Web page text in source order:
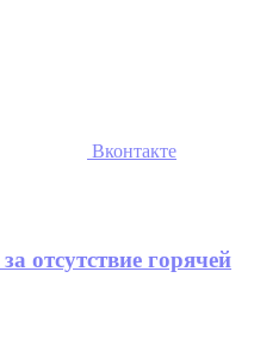
Вконтакте
отсутствие горячей